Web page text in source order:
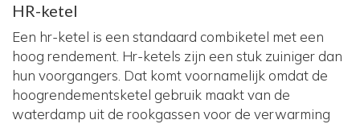
HR-ketel
Een hr-ketel is een standaard combiketel met een
hoog rendement. Hr-ketels zijn een stuk zuiniger dan
hun voorgangers. Dat komt voornamelijk omdat de
hoogrendementsketel gebruik maakt van de
waterdamp uit de rookgassen voor de verwarming